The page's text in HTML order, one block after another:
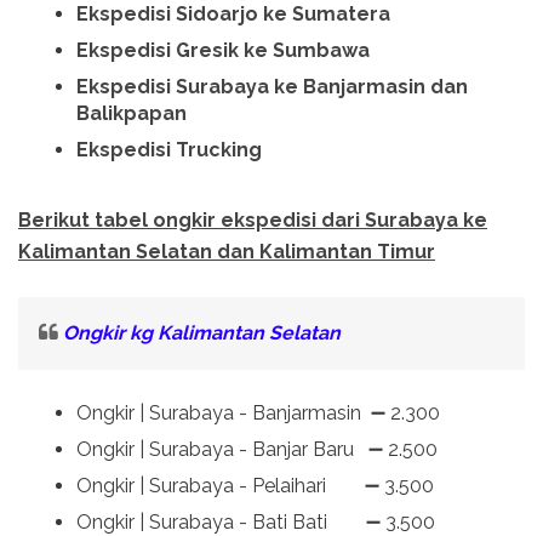
Ekspedisi Sidoarjo ke Sumatera
Ekspedisi Gresik ke Sumbawa
Ekspedisi Surabaya ke Banjarmasin dan
Balikpapan
Ekspedisi Trucking
Berikut tabel ongkir ekspedisi dari Surabaya ke
Kalimantan Selatan dan Kalimantan Timur
Ongkir kg Kalimantan Selatan
Ongkir | Surabaya - Banjarmasin ➖ 2.300
Ongkir | Surabaya - Banjar Baru ➖ 2.500
Ongkir | Surabaya - Pelaihari ➖ 3.500
Ongkir | Surabaya - Bati Bati ➖ 3.500